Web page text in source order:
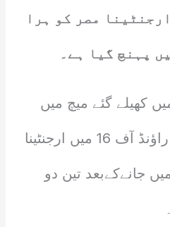
مصر کو ہرا
پہنچ گیا ہے۔
کھیلے گئے میچ میں
فیفاورلڈکپ 2026 کے راؤنڈ آف 16 میں ارجنٹینا
جانےکےبعد تین دو